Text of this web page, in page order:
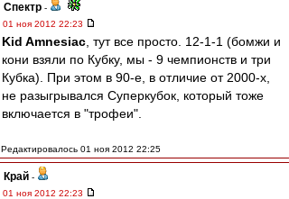
Спектр -
01 ноя 2012 22:23
Kid Amnesiac , тут все просто. 12-1-1 (бомжи и
кони взяли по Кубку, мы - 9 чемпионств и три
Кубка). При этом в 90-е, в отличие от 2000-х,
не разыгрывался Суперкубок, который тоже
включается в "трофеи".
Редактировалось 01 ноя 2012 22:25
Край -
01 ноя 2012 22:23